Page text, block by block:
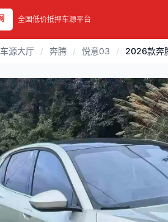
全国低价抵押车源平台
车源大厅 / 奔腾 / 悦意03 / 2026款奔